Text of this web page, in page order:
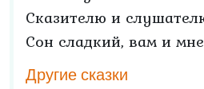
Сказителю и
Сон сладкий, вам и
Другие сказки